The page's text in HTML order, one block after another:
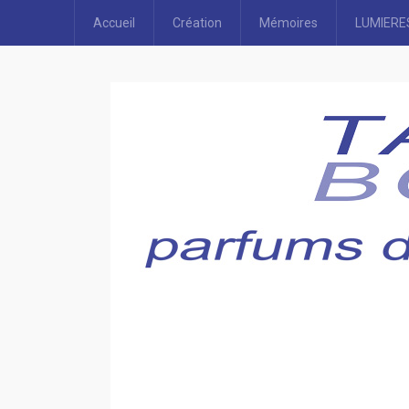
Accueil Création Mémoires